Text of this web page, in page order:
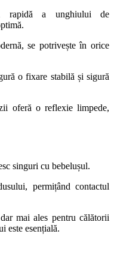
rapidă a unghiului de
se potrivește în orice
o fixare stabilă și sigură
oferă o reflexie limpede,
singuri cu bebelușul.
permițând contactul
mai ales pentru călătorii
este esențială.